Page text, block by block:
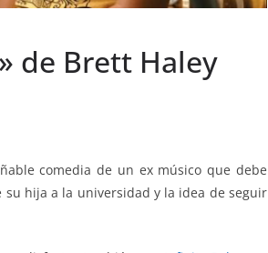
de Brett Haley
comedia de un ex músico que debe
hija a la universidad y la idea de seguir